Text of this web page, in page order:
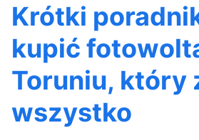
Krótki
kupić
Toruniu, który
wszystko